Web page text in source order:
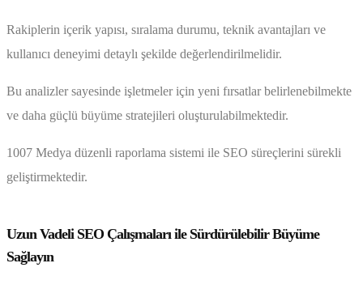
Rakiplerin içerik yapısı, sıralama durumu, teknik avantajları ve
kullanıcı deneyimi detaylı şekilde değerlendirilmelidir.
Bu analizler sayesinde işletmeler için yeni fırsatlar belirlenebilmekte
ve daha güçlü büyüme stratejileri oluşturulabilmektedir.
1007 Medya düzenli raporlama sistemi ile SEO süreçlerini sürekli
geliştirmektedir.
Uzun Vadeli SEO Çalışmaları ile Sürdürülebilir Büyüme
Sağlayın